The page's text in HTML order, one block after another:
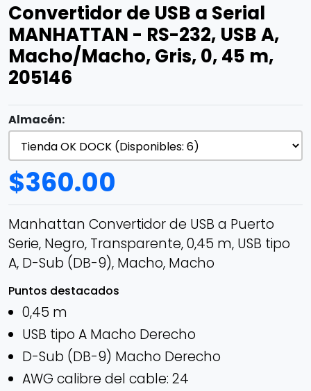
Convertidor de USB a Serial
MANHATTAN - RS-232, USB A,
Macho/Macho, Gris, 0, 45 m,
205146
Almacén:
$360.00
Manhattan Convertidor de USB a Puerto
Serie, Negro, Transparente, 0,45 m, USB tipo
A, D-Sub (DB-9), Macho, Macho
Puntos destacados
0,45 m
USB tipo A Macho Derecho
D-Sub (DB-9) Macho Derecho
AWG calibre del cable: 24